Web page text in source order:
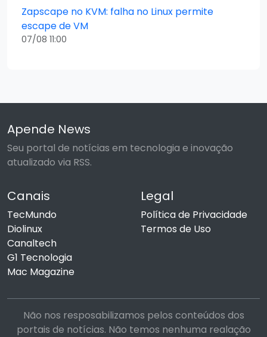
Zapscape no KVM: falha no Linux permite
escape de VM
07/08 11:00
Apende News
Seu portal de notícias em tecnologia e inovação
atualizado via RSS.
Canais
TecMundo
Diolinux
Canaltech
G1 Tecnologia
Mac Magazine
Legal
Política de Privacidade
Termos de Uso
Não nos resposabilizamos pelos conteúdos dos
portais de notícias. Não temos nenhuma realação